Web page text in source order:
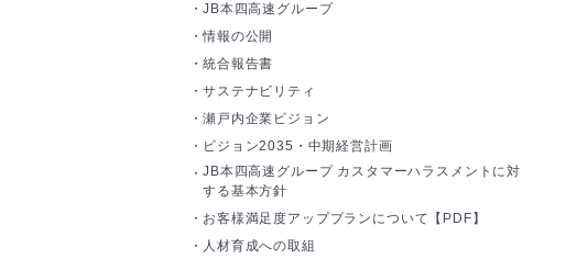
JB本四高速グループ
情報の公開
統合報告書
サステナビリティ
瀬戸内企業ビジョン
ビジョン2035・中期経営計画
JB本四高速グループ カスタマーハラスメントに対
する基本方針
お客様満足度アッププランについて【PDF】
人材育成への取組